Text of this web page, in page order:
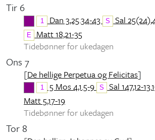
Tir 6
1 Dan 3,25.34-43 S Sal
E
Matt 18,21-35
Tidebønner for ukedagen
Ons 7
[De hellige Perpetua og Felicitas]
1 5 Mos 4,1.5-9 S Sal 147,12-
Matt 5,17-19
Tidebønner for ukedagen
Tor 8